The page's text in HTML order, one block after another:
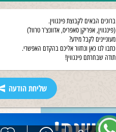
ברוכים הבאים לקבוצת פינגווין.
(פינגווין, אפריקן סאפריס, אדוונצ'ר טרוול)
מעוניינים לקבל מידע?
כתבו לנו כאן ונחזור אליכם בהקדם האפשרי.
תודה שבחרתם פינגווין!
שליחת הודעה
נופש